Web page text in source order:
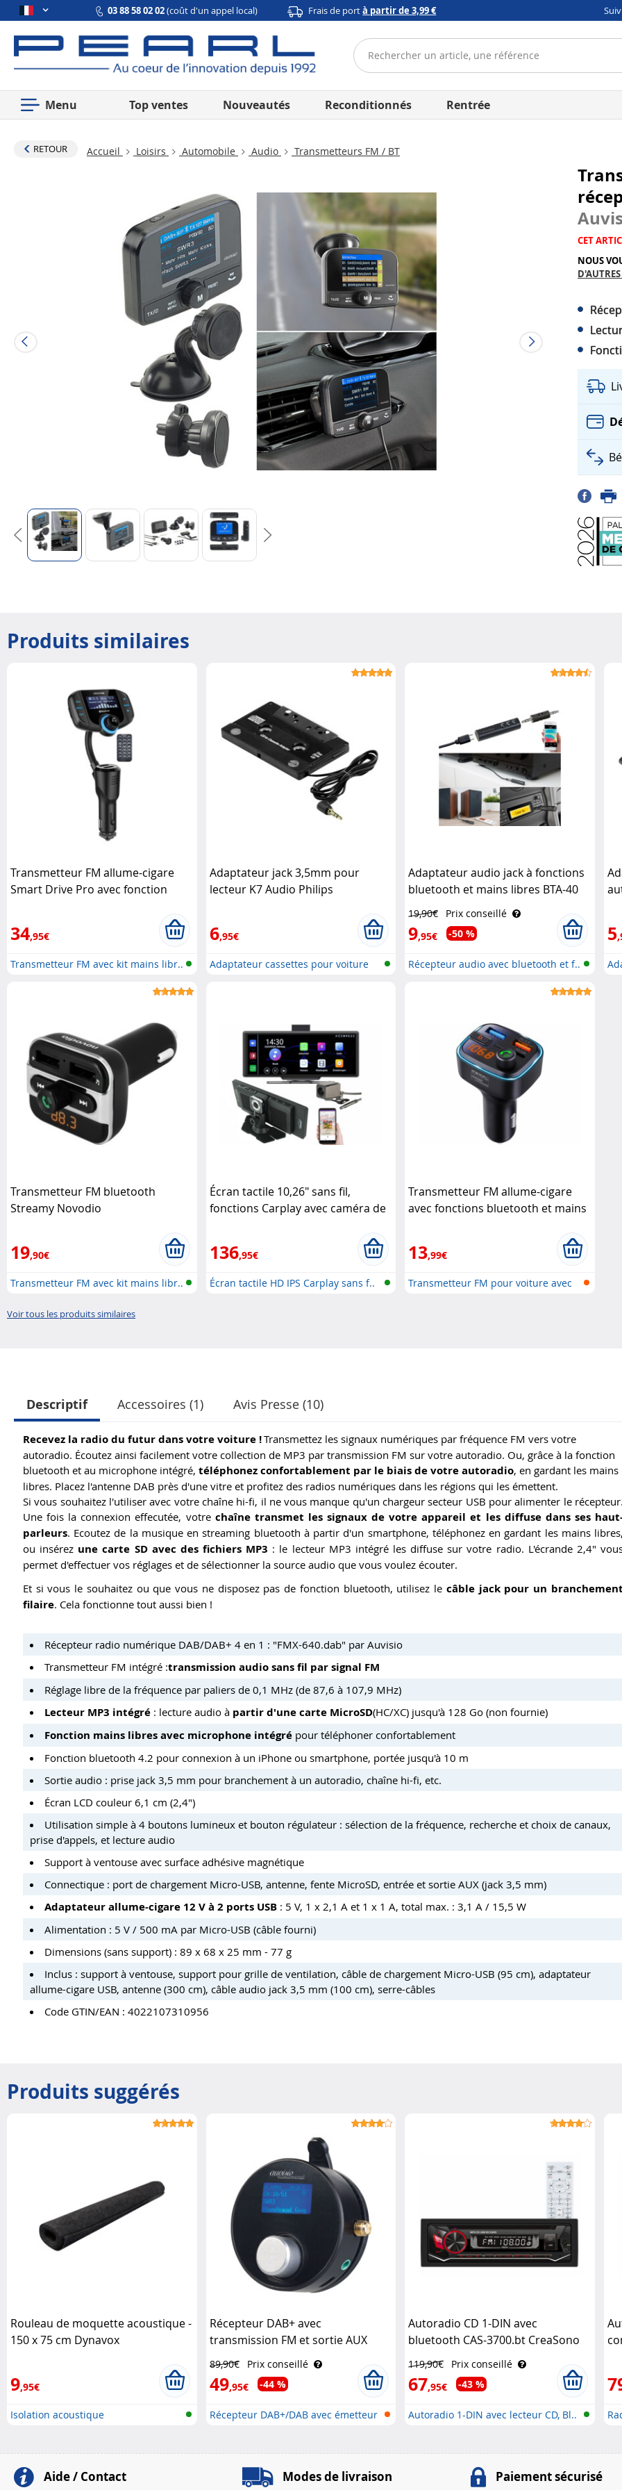
03 88 58 02 02(coût d'un appel local) Frais de portà partir de 3,99 €
Menu Top ventes Nouveautés Reconditionnés Rentrée
RETOUR Accueil Loisirs Automobile Audio Transmetteurs FM / BT
CET
NOUS
Produits similaires
Transmetteur FM allume-cigare
Smart Drive Pro avec fonction
34,95€
Transmetteur FM avec kit mains libr..
Adaptateur jack 3,5mm pour
lecteur K7 Audio Philips
6,95€
Adaptateur cassettes pour voiture
Adaptateur audio jack à fonctions
bluetooth et mains libres BTA-40
Auvisio
19,90€ Prix conseillé
9,95€ -50 %
Récepteur audio avec bluetooth et f..
5
Transmetteur FM bluetooth
Streamy Novodio
19,90€
Transmetteur FM avec kit mains libr..
Écran tactile 10,26" sans fil,
fonctions Carplay avec caméra de
136,95€
Écran tactile HD IPS Carplay sans f..
Transmetteur FM allume-cigare
avec fonctions bluetooth et mains
13,99€
Transmetteur FM pour voiture avec
Voir tous les produits similaires
Descriptif Accessoires (1) Avis Presse (10)
Recevez la radio du futur dans votre voiture !Transmettez les signaux numériques par fréquence FM vers votre
autoradio. Écoutez ainsi facilement votre collection de MP3 par transmission FM sur votre autoradio. Ou, grâce à la fonction
bluetooth et au microphone intégré, téléphonezconfortablement par le biais de votre autoradio, en gardant les mains
libres. Placez l'antenne DAB près d'une vitre et profitez des radios numériques dans les régions qui les émettent.
Si vous souhaitez l'utiliser avec votre chaîne hi-fi, il ne vous manque qu'un chargeur secteur USB pour alimenter le
Une fois la connexion effecutée, votre chaîne transmet les signaux de votre appareil et les diffuse dans ses
parleurs. Ecoutez de la musique enstreaming bluetooth à partir d'un smartphone, téléphonez en gardant les mains
ou insérez unecarte SDavec des fichiers MP3 : le lecteur MP3 intégréles diffuse sur votre radio. L'écrande 2,4"
permet d'effectuer vos réglages et de sélectionner la source audio que vous voulez écouter.
Et si vous le souhaitez ou que vous ne disposez pas de fonction bluetooth, utilisez le câble jackpour un
filaire. Cela fonctionne tout aussi bien !
Récepteur radio numérique DAB/DAB+ 4 en 1 : "FMX-640.dab" par Auvisio
Transmetteur FM intégré :transmission audio sans fil par signal FM
Réglage libre de la fréquence par paliers de 0,1 MHz (de 87,6 à 107,9 MHz)
Lecteur MP3 intégré : lecture audio à partir d'une carte MicroSD(HC/XC) jusqu'à 128 Go (non fournie)
Fonction mains libresavec microphone intégré pour téléphoner confortablement
Fonction bluetooth 4.2 pour connexion à un iPhone ou smartphone, portée jusqu'à 10 m
Sortie audio : prise jack 3,5 mm pour branchement à un autoradio, chaîne hi-fi, etc.
Écran LCD couleur 6,1 cm (2,4")
Utilisation simple à 4 boutons lumineux et bouton régulateur : sélection de la fréquence, recherche et choix de canaux,
prise d'appels, et lecture audio
Support à ventouse avec surface adhésive magnétique
Connectique : port de chargement Micro-USB, antenne, fente MicroSD, entrée et sortie AUX (jack 3,5 mm)
Adaptateur allume-cigare 12 V à 2 ports USB : 5 V, 1 x 2,1 A et 1 x 1 A, total max. : 3,1 A / 15,5 W
Alimentation : 5 V / 500 mA par Micro-USB (câble fourni)
Dimensions (sans support) : 89 x 68 x 25 mm - 77 g
Inclus : support à ventouse, support pour grille de ventilation, câble de chargement Micro-USB (95 cm), adaptateur
allume-cigare USB, antenne (300 cm), câble audio jack 3,5 mm (100 cm), serre-câbles
Code GTIN/EAN : 4022107310956
Produits suggérés
Rouleau de moquette acoustique -
150 x 75 cm Dynavox
9,95€
Isolation acoustique
Récepteur DAB+ avec
transmission FM et sortie AUX
FMX-610.dab Auvisio
89,90€ Prix conseillé
49,95€ -44 %
Récepteur DAB+/DAB avec émetteur
Autoradio CD 1-DIN avec
bluetooth CAS-3700.bt CreaSono
119,90€ Prix conseillé
67,95€ -43 %
Autoradio 1-DIN avec lecteur CD, Bl..
Aide / Contact Modes de livraison Paiement sécurisé